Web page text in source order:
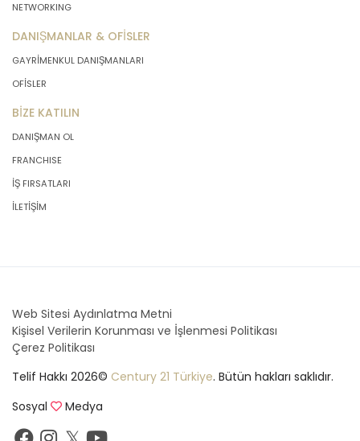
NETWORKING
DANIŞMANLAR & OFİSLER
GAYRİMENKUL DANIŞMANLARI
OFİSLER
BİZE KATILIN
DANIŞMAN OL
FRANCHISE
İŞ FIRSATLARI
İLETİŞİM
Web Sitesi Aydınlatma Metni
Kişisel Verilerin Korunması ve İşlenmesi Politikası
Çerez Politikası
Telif Hakkı 2026© Century 21 Türkiye. Bütün hakları saklıdır.
Sosyal
Medya